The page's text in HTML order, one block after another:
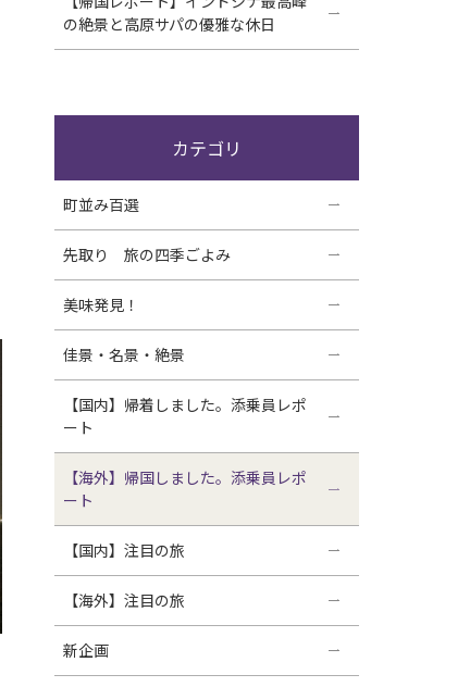
の絶景と高原サパの優雅な休日
カテゴリ
町並み百選
先取り 旅の四季ごよみ
美味発見！
佳景・名景・絶景
【国内】帰着しました。添乗員レポ
ート
【海外】帰国しました。添乗員レポ
ート
【国内】注目の旅
【海外】注目の旅
新企画